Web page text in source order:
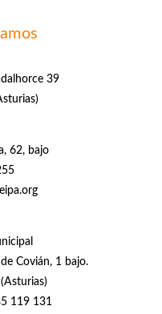
39
62, bajo
Covián, 1 bajo.
119 131